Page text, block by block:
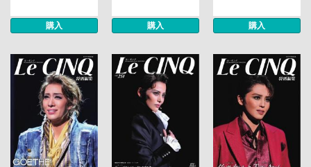
購入 購入 購入